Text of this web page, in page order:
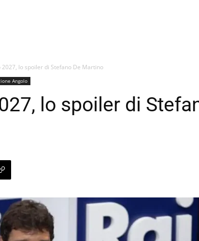
2027, lo spoiler di Stefano De Martino
Angolo
lo spoiler di